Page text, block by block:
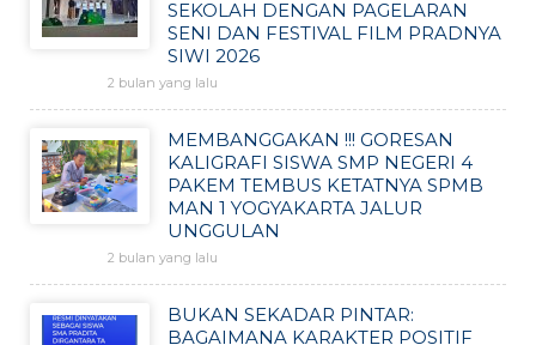
SEKOLAH DENGAN PAGELARAN
SENI DAN FESTIVAL FILM PRADNYA
SIWI 2026
2 bulan yang lalu
MEMBANGGAKAN !!! GORESAN
KALIGRAFI SISWA SMP NEGERI 4
PAKEM TEMBUS KETATNYA SPMB
MAN 1 YOGYAKARTA JALUR
UNGGULAN
2 bulan yang lalu
BUKAN SEKADAR PINTAR:
BAGAIMANA KARAKTER POSITIF